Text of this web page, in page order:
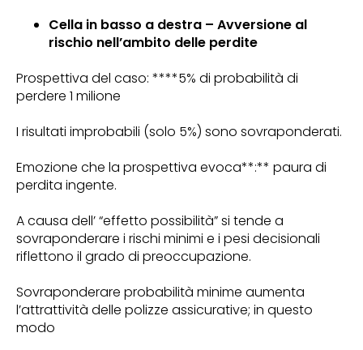
Cella in basso a destra – Avversione al
rischio nell’ambito delle perdite
Prospettiva del caso: ****5% di probabilità di
perdere 1 milione
I risultati improbabili (solo 5%) sono sovraponderati.
Emozione che la prospettiva evoca**:** paura di
perdita ingente.
A causa dell’ “effetto possibilità” si tende a
sovraponderare i rischi minimi e i pesi decisionali
riflettono il grado di preoccupazione.
Sovraponderare probabilità minime aumenta
l’attrattività delle polizze assicurative; in questo
modo